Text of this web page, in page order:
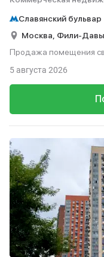
Славянский бульвар
Москва, Фили-
Продажа помещения
5 августа 2026